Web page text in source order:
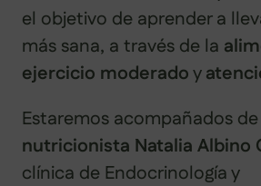
el objetivo de aprender a
más sana, a través de la
ejercicio moderadoy
Estaremos acompañados
nutricionista Natalia Albino
clínica de Endocrinología y